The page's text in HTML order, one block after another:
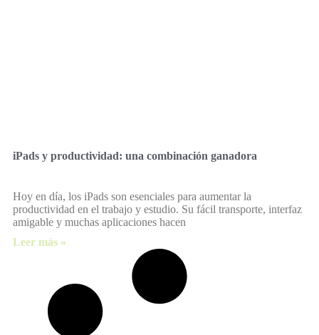
iPads y productividad: una combinación ganadora
Hoy en día, los iPads son esenciales para aumentar la
productividad en el trabajo y estudio. Su fácil transporte, interfaz
amigable y muchas aplicaciones hacen
Leer más »